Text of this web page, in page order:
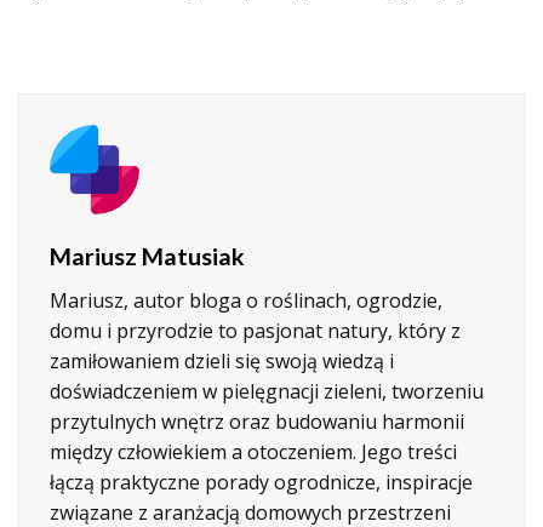
Mariusz Matusiak
Mariusz, autor bloga o roślinach, ogrodzie,
domu i przyrodzie to pasjonat natury, który z
zamiłowaniem dzieli się swoją wiedzą i
doświadczeniem w pielęgnacji zieleni, tworzeniu
przytulnych wnętrz oraz budowaniu harmonii
między człowiekiem a otoczeniem. Jego treści
łączą praktyczne porady ogrodnicze, inspiracje
związane z aranżacją domowych przestrzeni